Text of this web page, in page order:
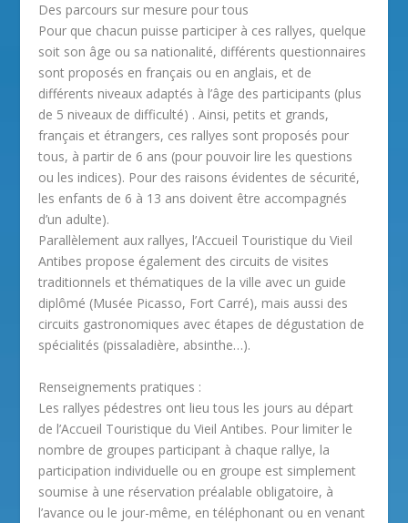
Des parcours sur mesure pour tous
Pour que chacun puisse participer à ces rallyes, quelque
soit son âge ou sa nationalité, différents questionnaires
sont proposés en français ou en anglais, et de
différents niveaux adaptés à l’âge des participants (plus
de 5 niveaux de difficulté) . Ainsi, petits et grands,
français et étrangers, ces rallyes sont proposés pour
tous, à partir de 6 ans (pour pouvoir lire les questions
ou les indices). Pour des raisons évidentes de sécurité,
les enfants de 6 à 13 ans doivent être accompagnés
d’un adulte).
Parallèlement aux rallyes, l’Accueil Touristique du Vieil
Antibes propose également des circuits de visites
traditionnels et thématiques de la ville avec un guide
diplômé (Musée Picasso, Fort Carré), mais aussi des
circuits gastronomiques avec étapes de dégustation de
spécialités (pissaladière, absinthe…).
Renseignements pratiques :
Les rallyes pédestres ont lieu tous les jours au départ
de l’Accueil Touristique du Vieil Antibes. Pour limiter le
nombre de groupes participant à chaque rallye, la
participation individuelle ou en groupe est simplement
soumise à une réservation préalable obligatoire, à
l’avance ou le jour-même, en téléphonant ou en venant